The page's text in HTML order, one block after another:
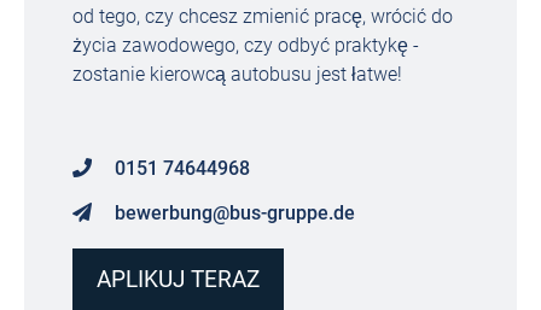
od tego, czy chcesz zmienić pracę, wrócić do
życia zawodowego, czy odbyć praktykę -
zostanie kierowcą autobusu jest łatwe!
0151 74644968
bewerbung@bus-gruppe.de
APLIKUJ TERAZ